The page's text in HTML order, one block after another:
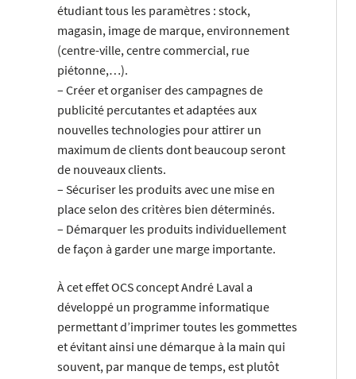
étudiant tous les paramètres : stock,
magasin, image de marque, environnement
(centre-ville, centre commercial, rue
piétonne,…).
– Créer et organiser des campagnes de
publicité percutantes et adaptées aux
nouvelles technologies pour attirer un
maximum de clients dont beaucoup seront
de nouveaux clients.
– Sécuriser les produits avec une mise en
place selon des critères bien déterminés.
– Démarquer les produits individuellement
de façon à garder une marge importante.
À cet effet OCS concept André Laval a
développé un programme informatique
permettant d’imprimer toutes les gommettes
et évitant ainsi une démarque à la main qui
souvent, par manque de temps, est plutôt